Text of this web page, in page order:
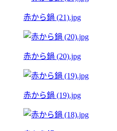
赤から鍋 (21).jpg
赤から鍋 (20).jpg
赤から鍋 (19).jpg